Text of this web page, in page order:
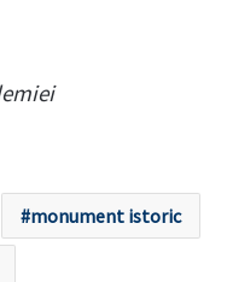
monument istoric